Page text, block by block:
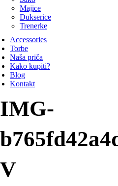
Majice
Dukserice
Trenerke
Accessories
Torbe
Naša priča
Kako kupiti?
Blog
Kontakt
IMG-
V